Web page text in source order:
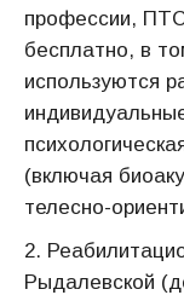
профессии,
бесплатно, в
используются
(включая
телесно-
2.
Рыдалевской